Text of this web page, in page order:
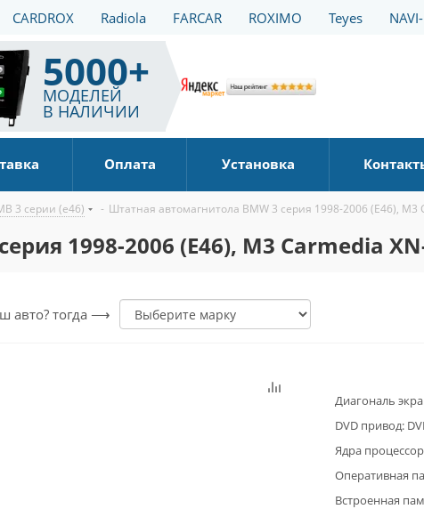
CARDROX Radiola FARCAR ROXIMO Teyes
5000+
МОДЕЛЕЙ
В НАЛИЧИИ
Оплата Установка
3 серии (е46) - Штатная автомагнитола BMW 3 серия 1998-2006 (E46), M3
1998-2006 (E46), M3 Carmedia
авто? тогда ⟶
Диагональ
DVD привод:
Ядра
Оперативная
Встроенная